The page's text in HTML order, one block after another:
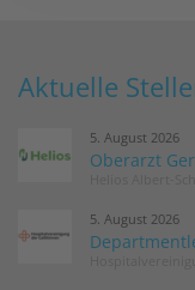
Aktuelle
5. August 2026
Oberarzt
5. August 2026